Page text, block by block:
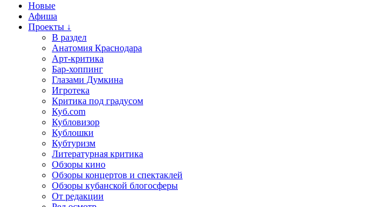
Новые
Афиша
Проекты ↓
В раздел
Анатомия Краснодара
Арт-критика
Бар-хоппинг
Глазами Думкина
Игротека
Критика под градусом
Куб.com
Кубловизор
Кублошки
Кубтуризм
Литературная критика
Обзоры кино
Обзоры концертов и спектаклей
Обзоры кубанской блогосферы
От редакции